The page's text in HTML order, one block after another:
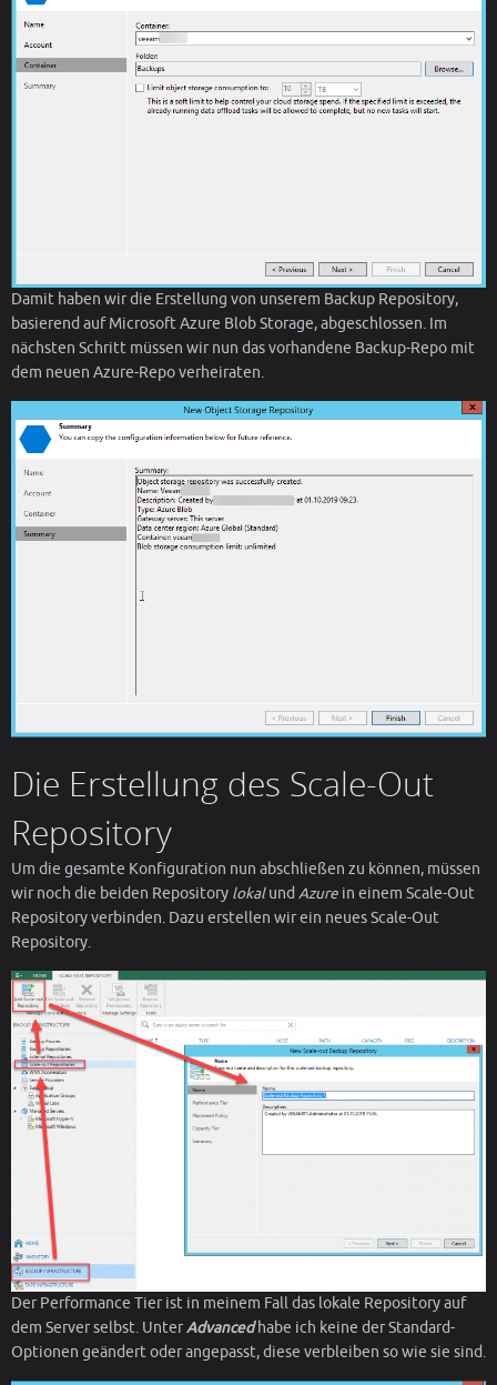
Damit haben wir die Erstellung von unserem Backup Repository,
basierend auf Microsoft Azure Blob Storage, abgeschlossen. Im
nächsten Schritt müssen wir nun das vorhandene Backup-Repo mit
dem neuen Azure-Repo verheiraten.
Die Erstellung des Scale-Out
Repository
Um die gesamte Konfiguration nun abschließen zu können, müssen
wir noch die beiden Repository lokalund Azure in einem Scale-Out
Repository verbinden. Dazu erstellen wir ein neues Scale-Out
Repository.
Der Performance Tier ist in meinem Fall das lokale Repository auf
dem Server selbst. UnterAdvancedhabe ich keine der Standard-
Optionen geändert oder angepasst, diese verbleiben so wie sie sind.